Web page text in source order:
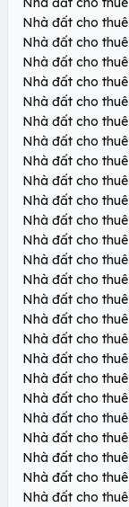
Nhà đất cho thuê
Nhà đất cho thuê
Nhà đất cho thuê
Nhà đất cho thuê
Nhà đất cho thuê
Nhà đất cho thuê
Nhà đất cho thuê
Nhà đất cho thuê
Nhà đất cho thuê
Nhà đất cho thuê
Nhà đất cho thuê
Nhà đất cho thuê
Nhà đất cho thuê
Nhà đất cho thuê
Nhà đất cho thuê
Nhà đất cho thuê
Nhà đất cho thuê
Nhà đất cho thuê
Nhà đất cho thuê
Nhà đất cho thuê
Nhà đất cho thuê
Nhà đất cho thuê
Nhà đất cho thuê
Nhà đất cho thuê
Nhà đất cho thuê